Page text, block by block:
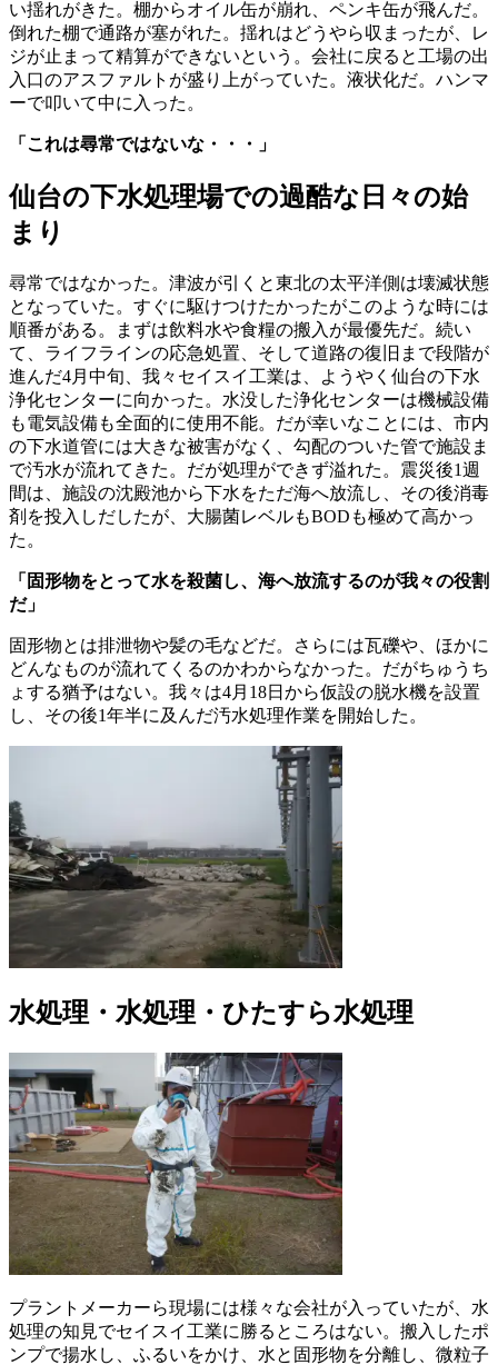
い揺れがきた。棚からオイル缶が崩れ、ペンキ缶が飛んだ。
倒れた棚で通路が塞がれた。揺れはどうやら収まったが、レ
ジが止まって精算ができないという。会社に戻ると工場の出
入口のアスファルトが盛り上がっていた。液状化だ。ハンマ
ーで叩いて中に入った。
「これは尋常ではないな・・・」
仙台の下水処理場での過酷な日々の始
まり
尋常ではなかった。津波が引くと東北の太平洋側は壊滅状態
となっていた。すぐに駆けつけたかったがこのような時には
順番がある。まずは飲料水や食糧の搬入が最優先だ。続い
て、ライフラインの応急処置、そして道路の復旧まで段階が
進んだ4月中旬、我々セイスイ工業は、ようやく仙台の下水
浄化センターに向かった。水没した浄化センターは機械設備
も電気設備も全面的に使用不能。だが幸いなことには、市内
の下水道管には大きな被害がなく、勾配のついた管で施設ま
で汚水が流れてきた。だが処理ができず溢れた。震災後1週
間は、施設の沈殿池から下水をただ海へ放流し、その後消毒
剤を投入しだしたが、大腸菌レベルもBODも極めて高かっ
た。
「固形物をとって水を殺菌し、海へ放流するのが我々の役割
だ」
固形物とは排泄物や髪の毛などだ。さらには瓦礫や、ほかに
どんなものが流れてくるのかわからなかった。だがちゅうち
ょする猶予はない。我々は4月18日から仮設の脱水機を設置
し、その後1年半に及んだ汚水処理作業を開始した。
水処理・水処理・ひたすら水処理
プラントメーカーら現場には様々な会社が入っていたが、水
処理の知見でセイスイ工業に勝るところはない。搬入したポ
ンプで揚水し、ふるいをかけ、水と固形物を分離し、微粒子